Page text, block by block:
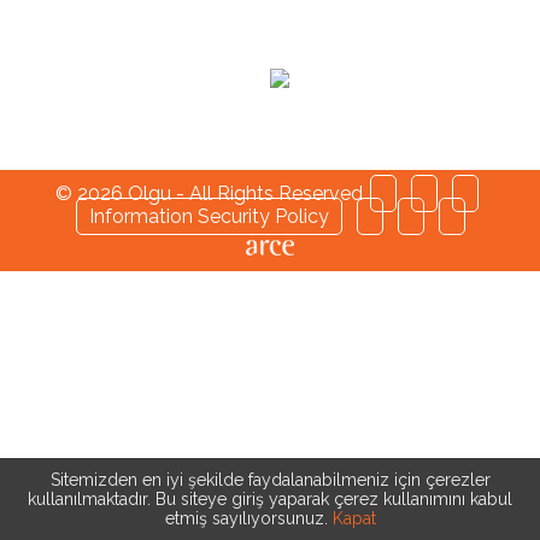
Sitemizden en iyi şekilde faydalanabilmeniz için çerezler
kullanılmaktadır. Bu siteye giriş yaparak çerez kullanımını kabul
etmiş sayılıyorsunuz.
Kapat
© 2026 Olgu - All Rights Reserved
Information Security Policy